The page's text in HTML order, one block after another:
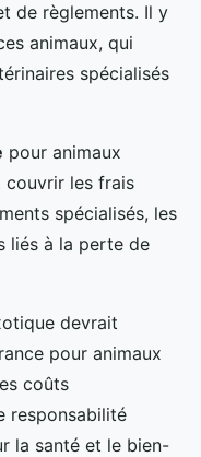
de règlements. Il y
animaux, qui
spécialisés
pour animaux
couvrir les frais
spécialisés, les
liés à la perte de
devrait
pour animaux
coûts
responsabilité
la santé et le bien-